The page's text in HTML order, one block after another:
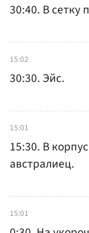
30:40. В сетку
15:02
30:30. Эйс.
15:01
15:30. В
австралиец.
15:01